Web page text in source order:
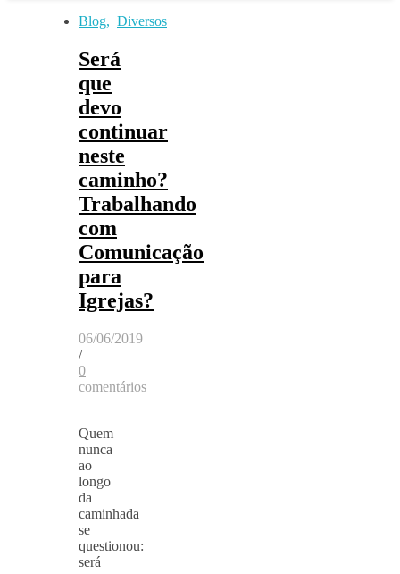
Blog, Diversos
Será
que
devo
continuar
neste
caminho?
Trabalhando
com
Comunicação
para
Igrejas?
06/06/2019
/
0
comentários
Quem
nunca
ao
longo
da
caminhada
se
questionou:
será